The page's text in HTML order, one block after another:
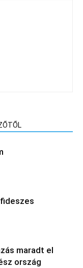
maradt el
ország